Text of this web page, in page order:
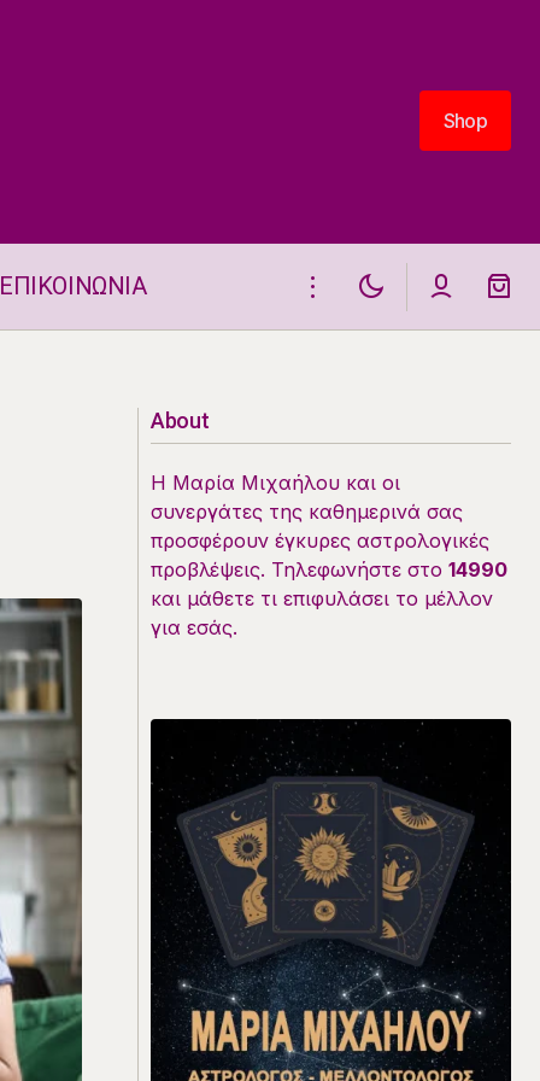
Shop
Shop
ΕΠΙΚΟΙΝΩΝΙΑ
About
Η Μαρία Μιχαήλου και οι
συνεργάτες της καθημερινά σας
προσφέρουν έγκυρες αστρολογικές
προβλέψεις. Τηλεφωνήστε στο 14990
και μάθετε τι επιφυλάσει το μέλλον
για εσάς.